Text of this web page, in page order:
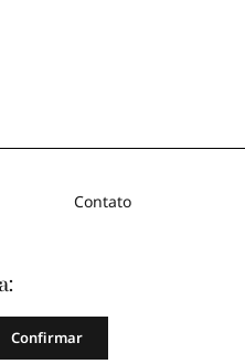
Contato
Confirmar